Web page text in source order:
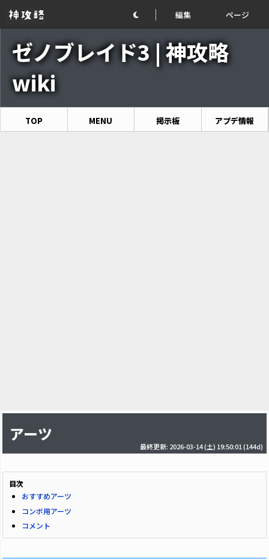
編集 ページ
ゼノブレイド3 | 神攻略
wiki
TOP MENU 掲示板 アプデ情報
アーツ
最終更新: 2026-03-14 (土) 19:50:01 (144d)
目次
おすすめアーツ
コンボ用アーツ
コメント